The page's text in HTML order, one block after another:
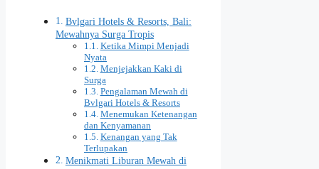
Bvlgari Hotels & Resorts, Bali:
Mewahnya Surga Tropis
Ketika Mimpi Menjadi
Nyata
Menjejakkan Kaki di
Surga
Pengalaman Mewah di
Bvlgari Hotels & Resorts
Menemukan Ketenangan
dan Kenyamanan
Kenangan yang Tak
Terlupakan
Menikmati Liburan Mewah di